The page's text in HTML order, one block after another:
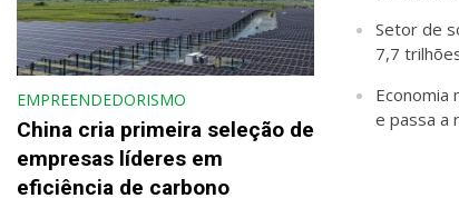
EMPREENDEDORISMO
China cria primeira seleção de
empresas líderes em
eficiência de carbono
Setor de
7,7
Economia
e passa a